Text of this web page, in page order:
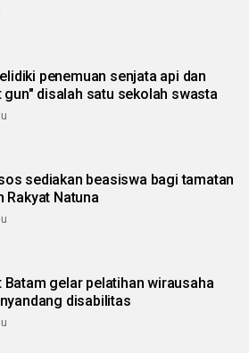
penemuan senjata api dan
disalah satu sekolah swasta
sediakan beasiswa bagi tamatan
Rakyat Natuna
Batam gelar pelatihan wirausaha
disabilitas